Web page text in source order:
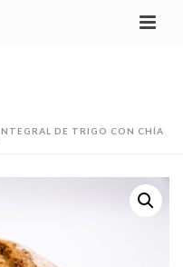
DE TRIGO CON CHÍA